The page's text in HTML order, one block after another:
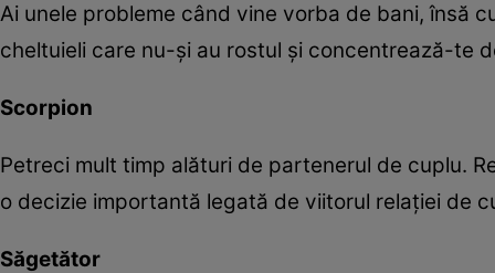
Ai unele probleme când vine vorba de bani, însă
cheltuieli care nu-şi au rostul şi concentrează-te
Scorpion
Petreci mult timp alături de partenerul de cuplu.
o decizie importantă legată de viitorul relaţiei de
Săgetător